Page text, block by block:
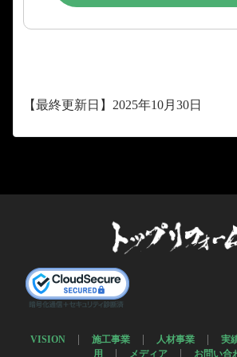
【最終更新日】2025年10月30日
VISION 施工事業 人材事業 実
用
メディア お問い合